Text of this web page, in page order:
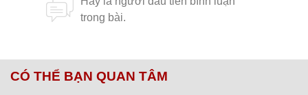
CÓ THỂ BẠN QUAN TÂM